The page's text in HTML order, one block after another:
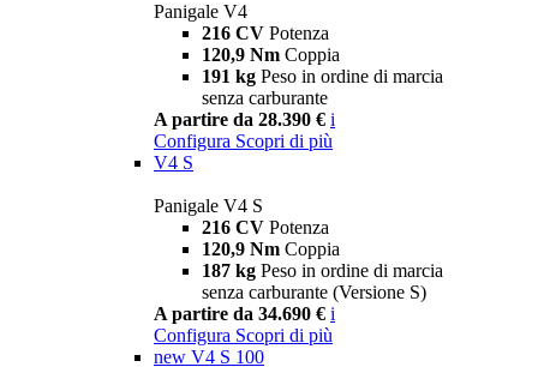
Panigale V4
216 CV Potenza
120,9 Nm Coppia
191 kg Peso in ordine di marcia
senza carburante
A partire da 28.390 € i
Configura Scopri di più
V4 S
Panigale V4 S
216 CV Potenza
120,9 Nm Coppia
187 kg Peso in ordine di marcia
senza carburante (Versione S)
A partire da 34.690 € i
Configura Scopri di più
new V4 S 100